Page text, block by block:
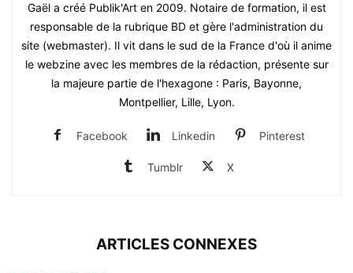
Gaël a créé Publik'Art en 2009. Notaire de formation, il est
responsable de la rubrique BD et gère l'administration du
site (webmaster). Il vit dans le sud de la France d'où il anime
le webzine avec les membres de la rédaction, présente sur
la majeure partie de l'hexagone : Paris, Bayonne,
Montpellier, Lille, Lyon.
Facebook Linkedin Pinterest
Tumblr X
ARTICLES CONNEXES